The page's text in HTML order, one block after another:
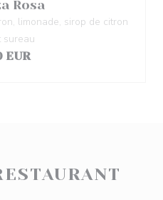
Rosa
limonade, sirop de citron
sureau
EUR